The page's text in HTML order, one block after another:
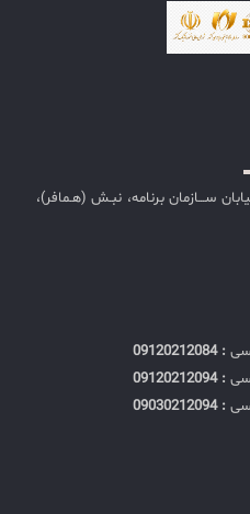
ســـازمان برنامه، نبـش (هـمافر)،
: 09120212084
: 09120212094
: 09030212094